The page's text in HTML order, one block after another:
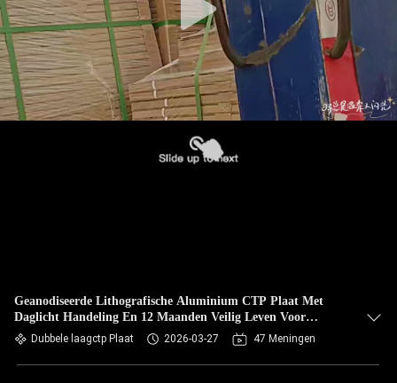
Geanodiseerde Lithografische Aluminium CTP Plaat Met
Daglicht Handeling En 12 Maanden Veilig Leven Voor
Commerciële Druk
Dubbele laagctp Plaat 2026-03-27 47 Meningen